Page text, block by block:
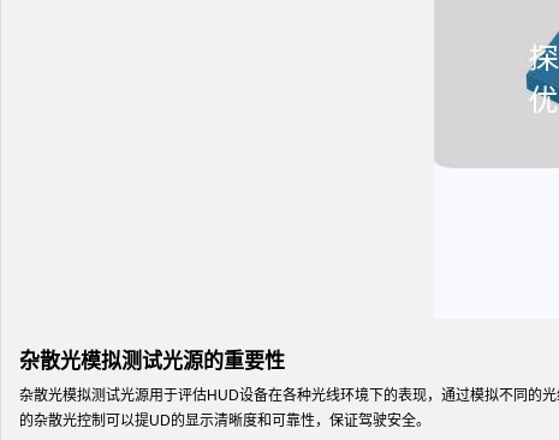
杂散光模拟测试光源的重要性
杂散光模拟测试光源用于评估HUD设备在各种光线环境下的表现，通过模拟不同的
的杂散光控制可以提UD的显示清晰度和可靠性，保证驾驶安全。